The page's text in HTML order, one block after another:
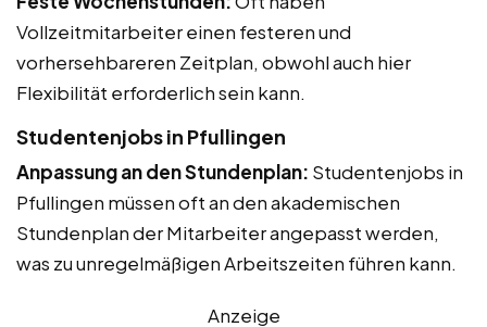
Vollzeitmitarbeiter einen festeren und
vorhersehbareren Zeitplan, obwohl auch hier
Flexibilität erforderlich sein kann.
Studentenjobs in Pfullingen
Anpassung an den Stundenplan: Studentenjobs in
Pfullingen müssen oft an den akademischen
Stundenplan der Mitarbeiter angepasst werden,
was zu unregelmäßigen Arbeitszeiten führen kann.
Anzeige